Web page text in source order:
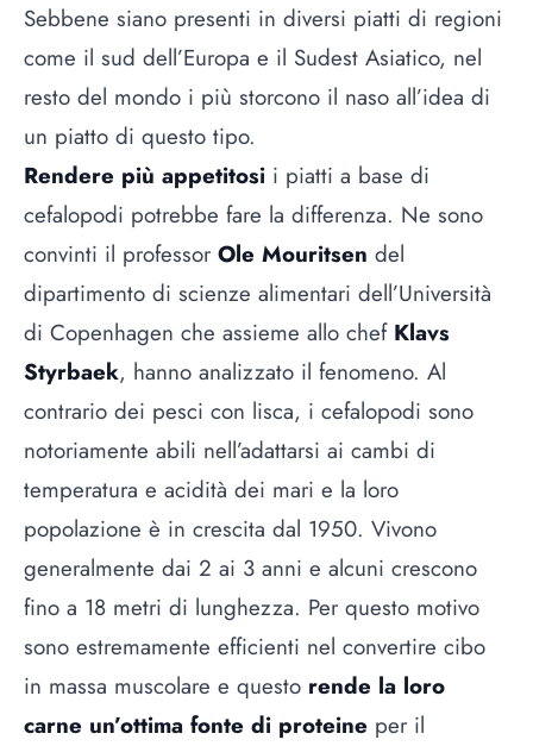
Sebbene siano presenti in diversi piatti di regioni
come il sud dell’Europa e il Sudest Asiatico, nel
resto del mondo i più storcono il naso all’idea di
un piatto di questo tipo.
Rendere più appetitosi i piatti a base di
cefalopodi potrebbe fare la differenza. Ne sono
convinti il professor Ole Mouritsen del
dipartimento di scienze alimentari dell’Università
di Copenhagen che assieme allo chef Klavs
Styrbaek, hanno analizzato il fenomeno. Al
contrario dei pesci con lisca, i cefalopodi sono
notoriamente abili nell’adattarsi ai cambi di
temperatura e acidità dei mari e la loro
popolazione è in crescita dal 1950. Vivono
generalmente dai 2 ai 3 anni e alcuni crescono
fino a 18 metri di lunghezza. Per questo motivo
sono estremamente efficienti nel convertire cibo
in massa muscolare e questo rende la loro
carne un’ottima fonte di proteine per il